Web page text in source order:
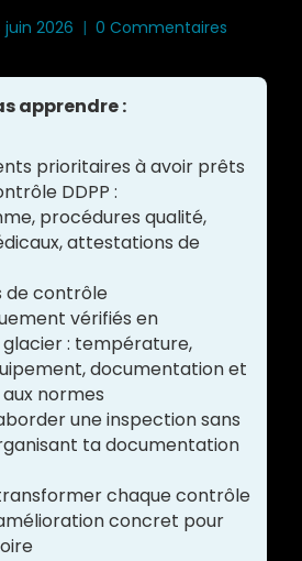
juin 2026 0 Commentaires
apprendre :
prioritaires à avoir prêts
DDPP :
procédures qualité,
attestations de
de contrôle
vérifiés en
: température,
documentation et
normes
une inspection sans
ta documentation
chaque contrôle
concret pour